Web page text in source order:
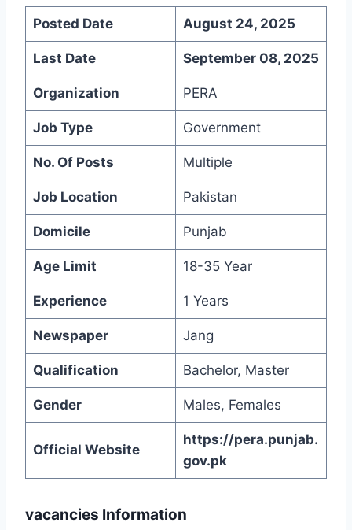
Posted Date August 24, 2025
Last Date September 08, 2025
Organization PERA
Job Type Government
No. Of Posts Multiple
Job Location Pakistan
Domicile Punjab
Age Limit 18-35 Year
Experience 1 Years
Newspaper Jang
Qualification Bachelor, Master
Gender Males, Females
Official Website
https://pera.punjab.
gov.pk
vacancies Information